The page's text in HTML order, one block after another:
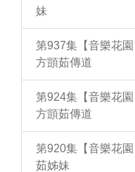
妹
第937集【音樂花
方顗茹傳道
第924集【音樂花
方顗茹傳道
第920集【音樂花
茹姊妹